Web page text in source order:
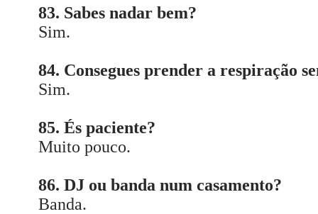
83. Sabes nadar bem?
Sim.
84. Consegues prender a respiração
Sim.
85. És paciente?
Muito pouco.
86. DJ ou banda num casamento?
Banda.